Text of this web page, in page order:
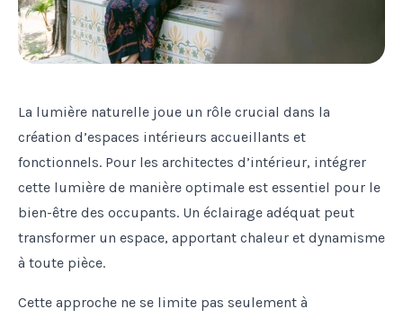
La lumière naturelle joue un rôle crucial dans la
création d’espaces intérieurs accueillants et
fonctionnels. Pour les architectes d’intérieur, intégrer
cette lumière de manière optimale est essentiel pour le
bien-être des occupants. Un éclairage adéquat peut
transformer un espace, apportant chaleur et dynamisme
à toute pièce.
Cette approche ne se limite pas seulement à